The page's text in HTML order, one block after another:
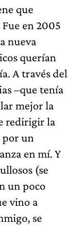
que
en 2005
nueva
querían
A través del
–que tenía
mejor la
redirigir la
por un
en mí. Y
(se
un poco
vino a
se